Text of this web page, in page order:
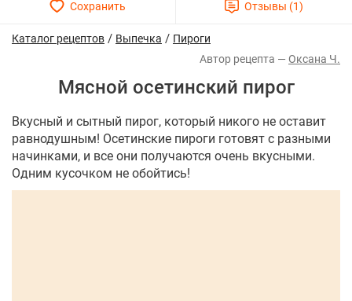
Каталог рецептов / Выпечка / Пироги
Оксана Ч.
Мясной осетинский пирог
Вкусный и сытный пирог, который никого не оставит
равнодушным! Осетинские пироги готовят с разными
начинками, и все они получаются очень вкусными.
Одним кусочком не обойтись!